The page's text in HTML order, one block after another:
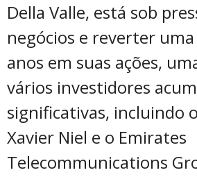
Della Valle, está sob
negócios e reverter
anos em suas ações,
vários investidores
significativas, incluindo
Xavier Niel e o Emirates
Telecommunications